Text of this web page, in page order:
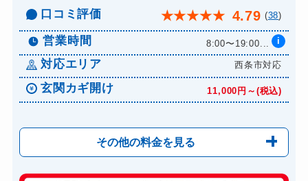
口コミ評価 ★★★★★ 4.79 (38)
営業時間 8:00〜19:00... i
対応エリア 西条市対応
玄関カギ開け 11,000円～(税込)
その他の料金を見る